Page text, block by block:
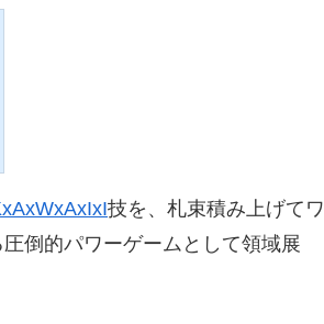
技を、札束積み上げてワ
倒的パワーゲームとして領域展